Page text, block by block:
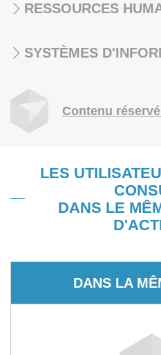
RESSOURCES
SYSTÈMES
Contenu
LES
DANS LE
DANS LA